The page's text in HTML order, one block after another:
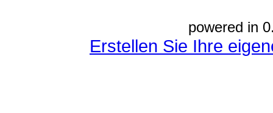
powered in
Erstellen Sie Ihre